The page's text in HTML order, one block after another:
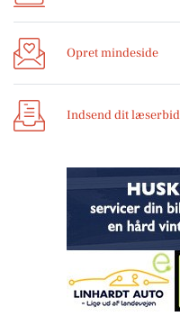
Opret mindeside
Indsend dit